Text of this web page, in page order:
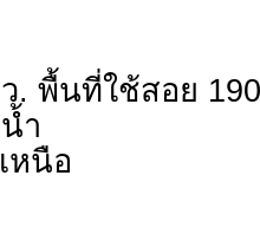
. พื้นที่ใช้สอย
ำ
หนือ